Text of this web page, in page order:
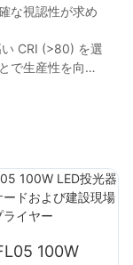
な視認性が求め
CRI (>80) を選
で生産性を向上
100W